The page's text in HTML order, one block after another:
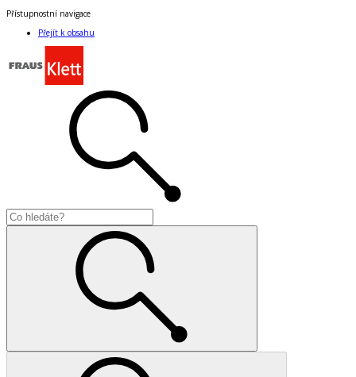
Přístupnostní navigace
Přejít k obsahu